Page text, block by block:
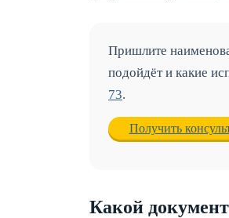
Пришлите
подойдёт и какие
73.
Получить
Какой